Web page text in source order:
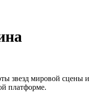
звезд мировой сцены и
платформе.